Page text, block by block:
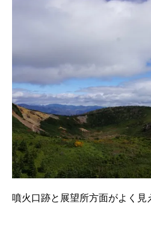
噴火口跡と展望所方面がよく見